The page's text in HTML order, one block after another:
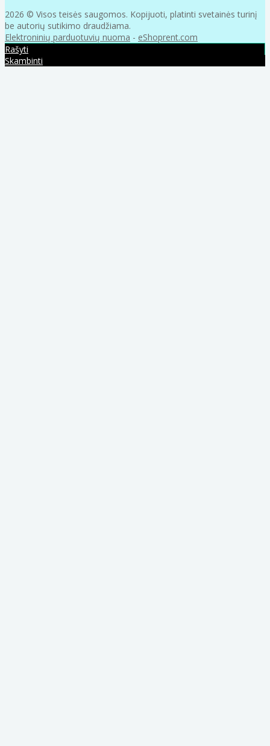
2026 © Visos teisės saugomos. Kopijuoti, platinti svetainės turinį
be autorių sutikimo draudžiama.
Elektroninių parduotuvių nuoma - eShoprent.com
Rašyti
Skambinti